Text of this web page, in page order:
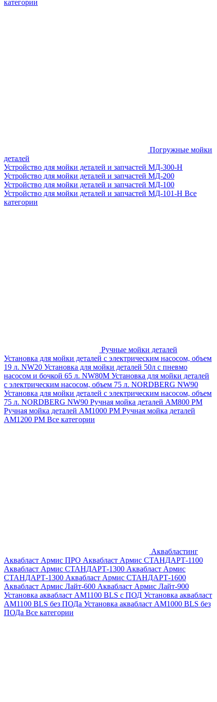
категории
Погружные мойки
деталей
Устройство для мойки деталей и запчастей МД-300-H
Устройство для мойки деталей и запчастей МД-200
Устройство для мойки деталей и запчастей МД-100
Устройство для мойки деталей и запчастей МД-101-Н Все
категории
Ручные мойки деталей
Установка для мойки деталей с электрическим насосом, объем
19 л. NW20 Установка для мойки деталей 50л с пневмо
насосом и бочкой 65 л. NW80M Установка для мойки деталей
с электрическим насосом, объем 75 л. NORDBERG NW90
Установка для мойки деталей с электрическим насосом, объем
75 л. NORDBERG NW90 Ручная мойка деталей АМ800 РМ
Ручная мойка деталей АМ1000 РМ Ручная мойка деталей
АМ1200 РМ Все категории
Аквабластинг
Аквабласт Армис ПРО Аквабласт Армис СТАНДАРТ-1100
Аквабласт Армис СТАНДАРТ-1300 Аквабласт Армис
СТАНДАРТ-1300 Аквабласт Армис СТАНДАРТ-1600
Аквабласт Армис Лайт-600 Аквабласт Армис Лайт-900
Установка аквабласт AM1100 BLS с ПОД Установка аквабласт
AM1100 BLS без ПОДа Установка аквабласт AM1000 BLS без
ПОДа Все категории